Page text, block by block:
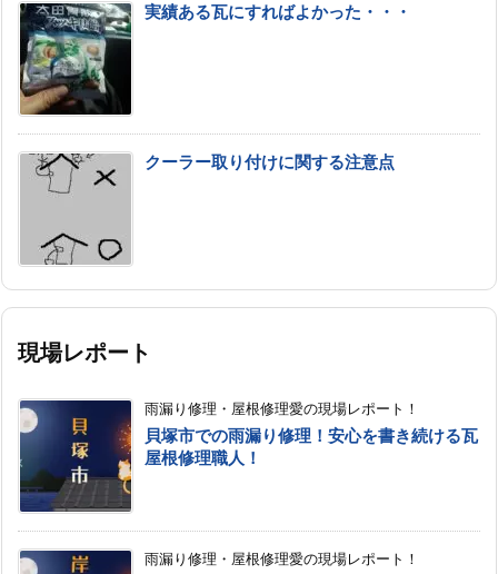
実績ある瓦にすればよかった・・・
クーラー取り付けに関する注意点
現場レポート
雨漏り修理・屋根修理愛の現場レポート！
貝塚市での雨漏り修理！安心を書き続ける瓦
屋根修理職人！
雨漏り修理・屋根修理愛の現場レポート！